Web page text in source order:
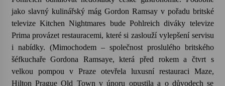
šedesátka: 28. 7.–1. 8. 2026
28. 7. 2026
Letní koncerty ve Stromovce: Kolchoz a
28. 7. 2026
jako slavný kulinářský mág Gordon Ramsay v pořadu britské
televize Kitchen Nightmares bude Pohlreich diváky televize
Prima provázet restauracemi, které si zaslouží vylepšení servisu
i nabídky. (Mimochodem – společnost proslulého britského
šéfkuchaře Gordona Ramsaye, která před rokem a čtvrt s
velkou pompou v Praze otevřela luxusní restauraci Maze,
Hilton Prague Old Town v únoru opustila a o důvodech se